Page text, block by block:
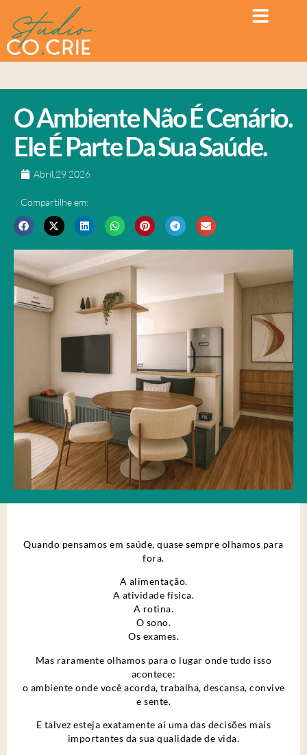
O Ambiente Não É Cenário.
Ele É Parte Da Sua Saúde.
Abril,29 2026
Compartilhe em:
Quando pensamos em saúde, quase sempre olhamos para
fora.
A alimentação.
A atividade física.
A rotina.
O sono.
Os exames.
Mas raramente olhamos para o lugar onde tudo isso
acontece:
o ambiente onde você acorda, trabalha, descansa, convive
e sente.
E talvez esteja exatamente aí uma das decisões mais
importantes da sua qualidade de vida.